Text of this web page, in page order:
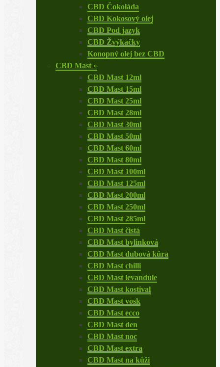
CBD Čokoláda
CBD Kokosový olej
CBD Pod jazyk
CBD Žvýkačky
Konopný olej bez CBD
CBD Mast »
CBD Mast 12ml
CBD Mast 15ml
CBD Mast 25ml
CBD Mast 28ml
CBD Mast 30ml
CBD Mast 50ml
CBD Mast 60ml
CBD Mast 80ml
CBD Mast 100ml
CBD Mast 125ml
CBD Mast 200ml
CBD Mast 250ml
CBD Mast 285ml
CBD Mast čistá
CBD Mast bylinková
CBD Mast dubová kůra
CBD Mast chilli
CBD Mast levandule
CBD Mast kostival
CBD Mast vosk
CBD Mast ecco
CBD Mast den
CBD Mast noc
CBD Mast extra
CBD Mast na kůži